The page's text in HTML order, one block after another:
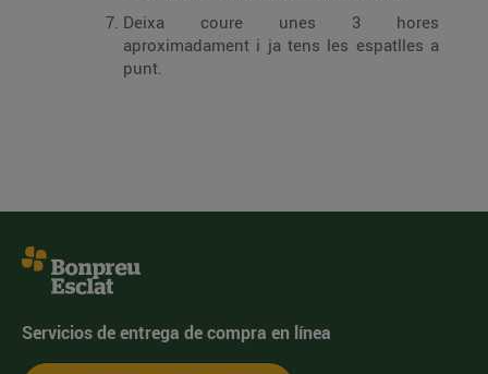
Deixa coure unes 3 hores
aproximadament i ja tens les espatlles a
punt.
Servicios de entrega de compra en línea